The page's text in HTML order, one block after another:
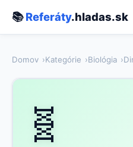
📚Referáty.hladas.sk
Domov Kategórie Biológia
🧬